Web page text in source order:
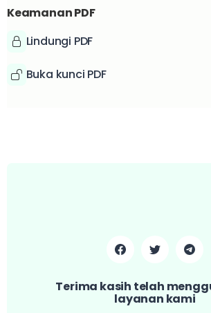
Keamanan PDF
Lindungi PDF
Buka kunci PDF
Terima kasih telah
layanan kami